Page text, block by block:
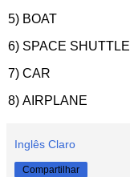
5) BOAT
6) SPACE SHUTTLE
7) CAR
8) AIRPLANE
Inglês Claro
Compartilhar